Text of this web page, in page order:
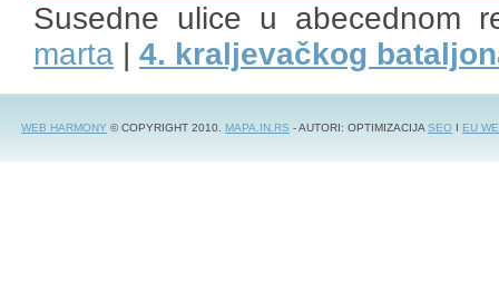
Susedne ulice u abecednom
marta | 4. kraljevačkog
WEB HARMONY © COPYRIGHT 2010. MAPA.IN.RS - AUTORI: OPTIMIZACIJA SEO I EU